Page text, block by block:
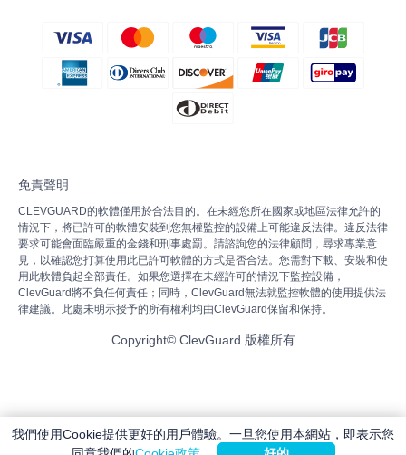
免責聲明
CLEVGUARD的軟體僅用於合法目的。在未經您所在國家或地區法律允許的
情況下，將已許可的軟體安裝到您無權監控的設備上可能違反法律。違反法律
要求可能會面臨嚴重的金錢和刑事處罰。請諮詢您的法律顧問，尋求專業意
見，以確認您打算使用此已許可軟體的方式是否合法。您需對下載、安裝和使
用此軟體負起全部責任。如果您選擇在未經許可的情況下監控設備，
ClevGuard將不負任何責任；同時，ClevGuard無法就監控軟體的使用提供法
律建議。此處未明示授予的所有權利均由ClevGuard保留和保持。
Copyright© ClevGuard.版權所有
我們使用Cookie提供更好的用戶體驗。一旦您使用本網站，即表示您